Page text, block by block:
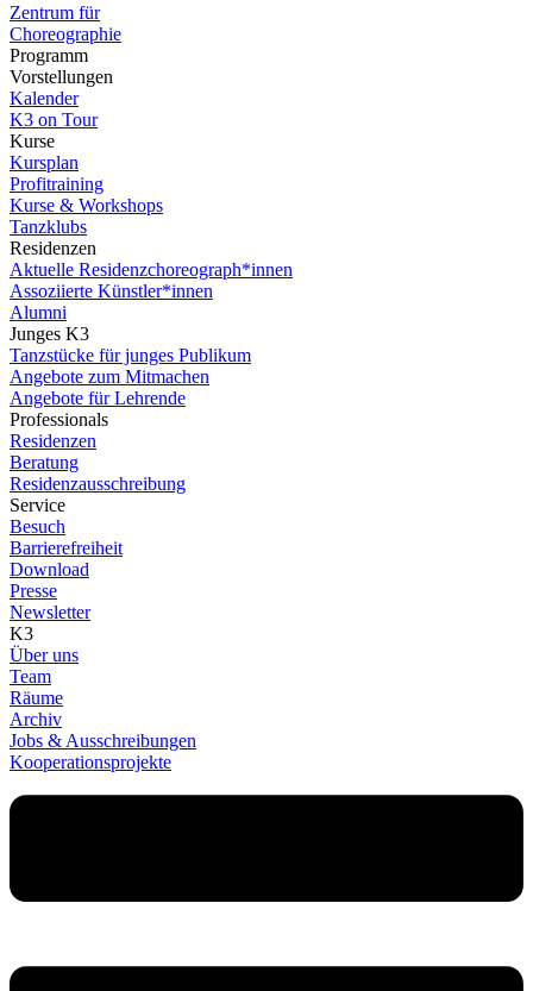
Zentrum für
Choreographie
Programm
Vorstellungen
Kalender
K3 on Tour
Kurse
Kursplan
Profitraining
Kurse & Workshops
Tanzklubs
Residenzen
Aktuelle Residenzchoreograph*innen
Assoziierte Künstler*innen
Alumni
Junges K3
Tanzstücke für junges Publikum
Angebote zum Mitmachen
Angebote für Lehrende
Professionals
Residenzen
Beratung
Residenzausschreibung
Service
Besuch
Barrierefreiheit
Download
Presse
Newsletter
K3
Über uns
Team
Räume
Archiv
Jobs & Ausschreibungen
Kooperationsprojekte